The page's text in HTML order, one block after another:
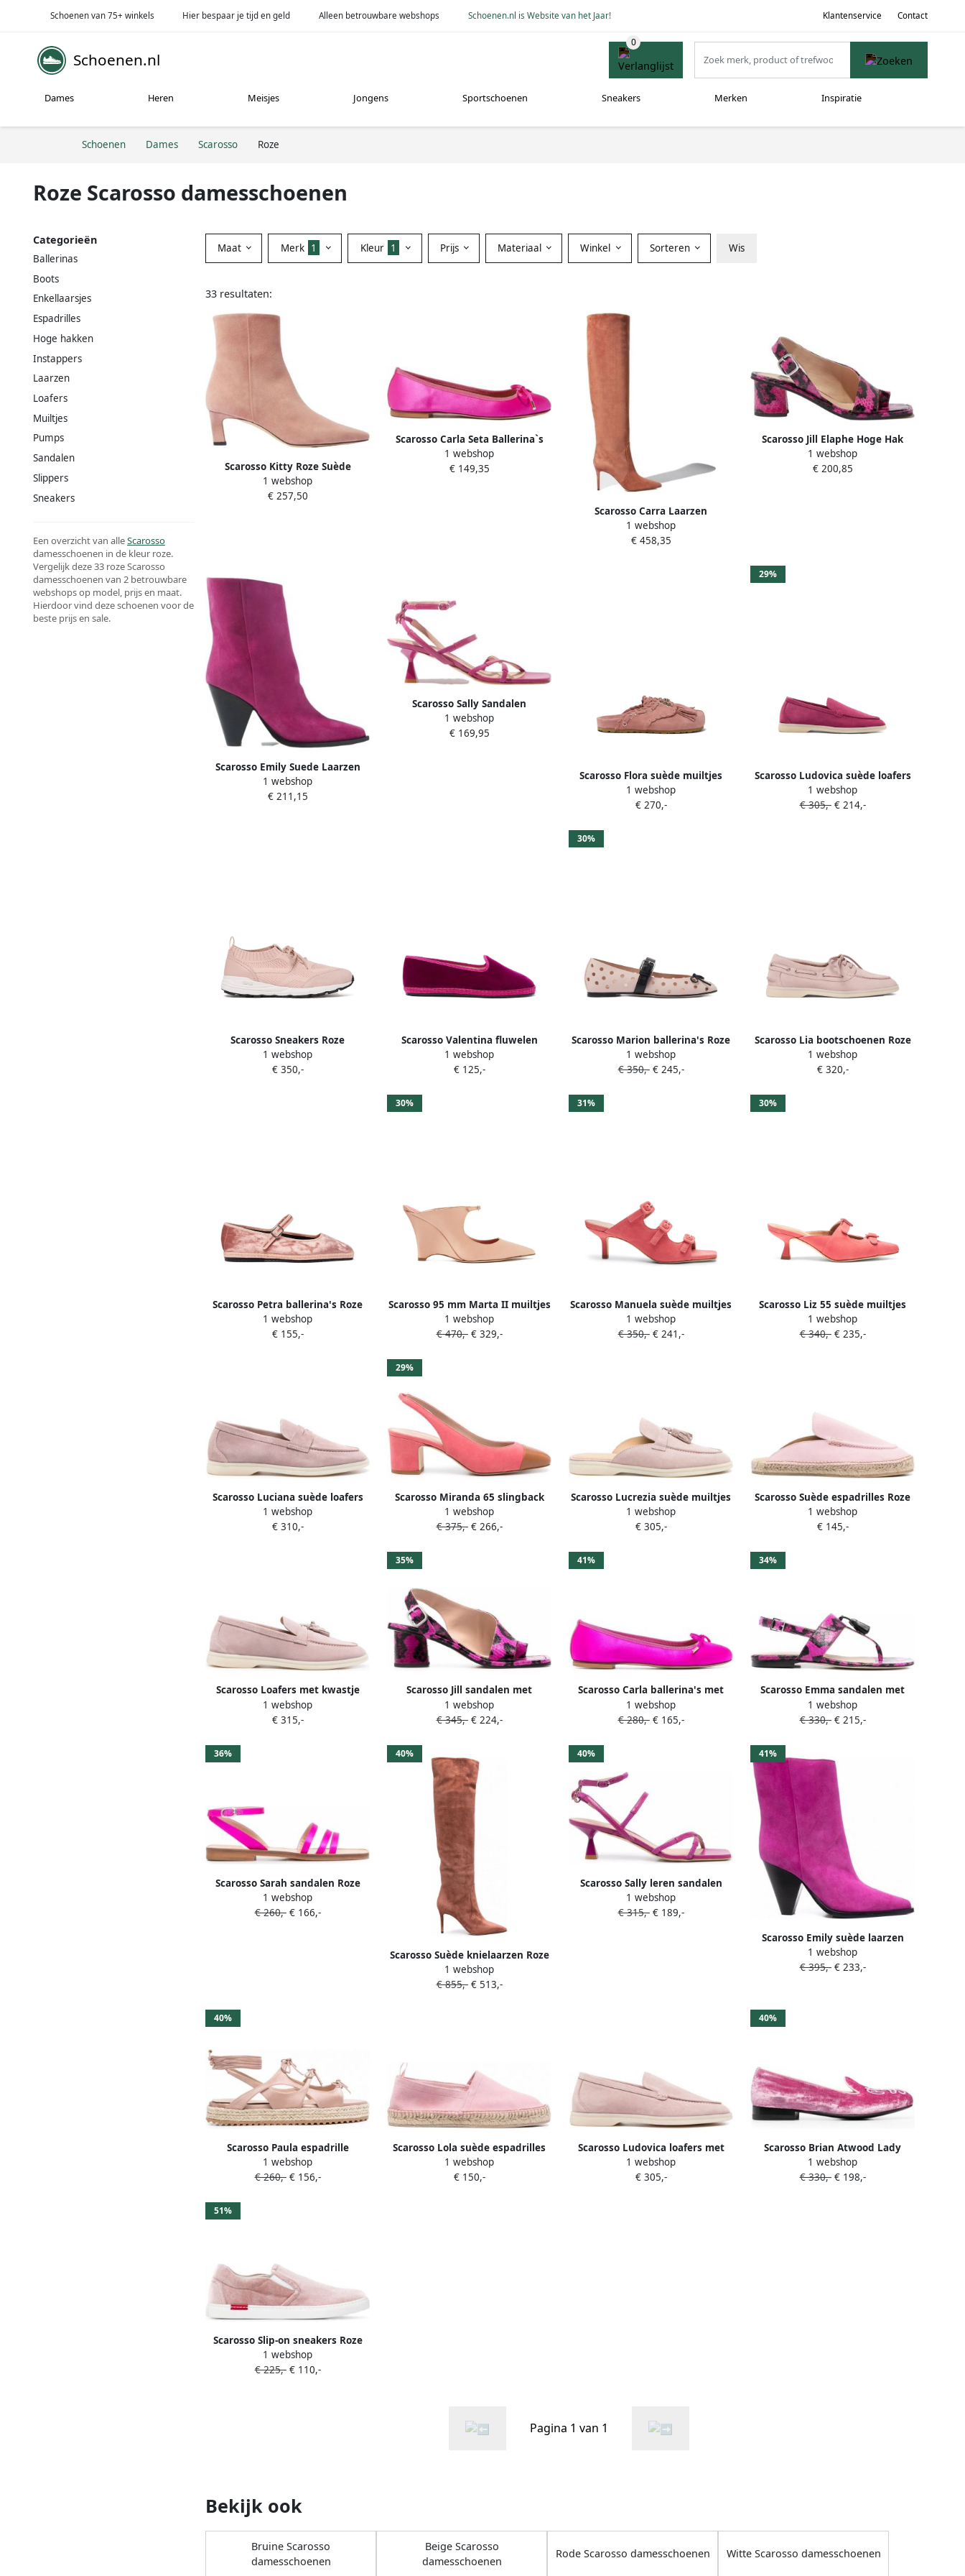
Schoenen van 75+ winkels Hier bespaar je tijd en geld Alleen betrouwbare webshops Schoenen.nl is Website van het Jaar! Klantenservice Contact
Schoenen.nl
Dames Heren Meisjes Jongens Sportschoenen Sneakers Merken Inspiratie
Schoenen Dames Scarosso Roze
Roze Scarosso damesschoenen
Categorieën
Ballerinas
Boots
Enkellaarsjes
Espadrilles
Hoge hakken
Instappers
Laarzen
Loafers
Muiltjes
Pumps
Sandalen
Slippers
Sneakers
Een overzicht van alleScarosso
damesschoenen in de kleur roze.
Vergelijk deze 33 roze Scarosso
damesschoenen van 2 betrouwbare
webshops op model, prijs en maat.
Hierdoor vind deze schoenen voor de
beste prijs en sale.
Maat Merk 1 Kleur 1 Prijs Materiaal Winkel Sorteren Wis
33 resultaten:
Scarosso Kitty Roze Suède
Enkellaarzen Pink Dames
1 webshop
€ 257,50
Scarosso Carla Seta Ballerina`s
Handgemaakte Italiaanse
balletschoenen Roze Dames
1 webshop
€ 149,35
Scarosso Carra Laarzen
Handgemaakte Italiaanse
Haklaarzen Roze Dames
1 webshop
€ 458,35
Scarosso Jill Elaphe Hoge Hak
Sandalen Pink Dames
1 webshop
€ 200,85
Scarosso Emily Suede Laarzen
Roze Dames
1 webshop
€ 211,15
Scarosso Sally Sandalen
Handgemaakte Italiaanse
Elegantie Roze Dames
1 webshop
€ 169,95
Scarosso Flora suède muiltjes
met franje Roze
1 webshop
€ 270,-
29%
Scarosso Ludovica suède loafers
Roze
1 webshop
€ 305,-€ 214,-
Scarosso Sneakers Roze
1 webshop
€ 350,-
Scarosso Valentina fluwelen
slippers Roze
1 webshop
€ 125,-
30%
Scarosso Marion ballerina's Roze
1 webshop
€ 350,-€ 245,-
Scarosso Lia bootschoenen Roze
1 webshop
€ 320,-
Scarosso Petra ballerina's Roze
1 webshop
€ 155,-
30%
Scarosso 95 mm Marta II muiltjes
Roze
1 webshop
€ 470,-€ 329,-
31%
Scarosso Manuela suède muiltjes
Roze
1 webshop
€ 350,-€ 241,-
30%
Scarosso Liz 55 suède muiltjes
Roze
1 webshop
€ 340,-€ 235,-
Scarosso Luciana suède loafers
Roze
1 webshop
€ 310,-
29%
Scarosso Miranda 65 slingback
pumps Roze
1 webshop
€ 375,-€ 266,-
Scarosso Lucrezia suède muiltjes
Roze
1 webshop
€ 305,-
Scarosso Suède espadrilles Roze
1 webshop
€ 145,-
Scarosso Loafers met kwastje
Roze
1 webshop
€ 315,-
35%
Scarosso Jill sandalen met
slangenhuid-effect Roze
1 webshop
€ 345,-€ 224,-
41%
Scarosso Carla ballerina's met
strikdetail Roze
1 webshop
€ 280,-€ 165,-
34%
Scarosso Emma sandalen met
slangenhuid-effect Roze
1 webshop
€ 330,-€ 215,-
36%
Scarosso Sarah sandalen Roze
1 webshop
€ 260,-€ 166,-
40%
Scarosso Suède knielaarzen Roze
1 webshop
€ 855,-€ 513,-
40%
Scarosso Sally leren sandalen
Roze
1 webshop
€ 315,-€ 189,-
41%
Scarosso Emily suède laarzen
Roze
1 webshop
€ 395,-€ 233,-
40%
Scarosso Paula espadrille
sandalen met bandjes Roze
1 webshop
€ 260,-€ 156,-
Scarosso Lola suède espadrilles
Roze
1 webshop
€ 150,-
Scarosso Ludovica loafers met
ronde neus Roze
1 webshop
€ 305,-
40%
Scarosso Brian Atwood Lady
Nolita slippers Roze
1 webshop
€ 330,-€ 198,-
51%
Scarosso Slip-on sneakers Roze
1 webshop
€ 225,-€ 110,-
Pagina 1 van 1
Bekijk ook
Bruine Scarosso
damesschoenen
Beige Scarosso
damesschoenen
Rode Scarosso damesschoenen Witte Scarosso damesschoenen